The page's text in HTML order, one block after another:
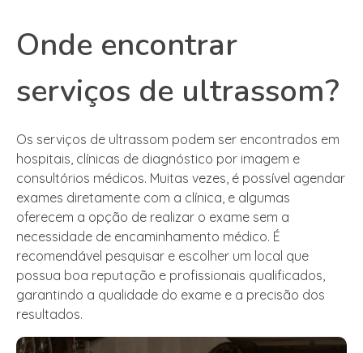
Onde encontrar
serviços de ultrassom?
Os serviços de ultrassom podem ser encontrados em
hospitais, clínicas de diagnóstico por imagem e
consultórios médicos. Muitas vezes, é possível agendar
exames diretamente com a clínica, e algumas
oferecem a opção de realizar o exame sem a
necessidade de encaminhamento médico. É
recomendável pesquisar e escolher um local que
possua boa reputação e profissionais qualificados,
garantindo a qualidade do exame e a precisão dos
resultados.